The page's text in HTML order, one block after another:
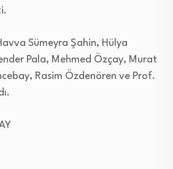
Sümeyra Şahin, Hülya
Pala, Mehmed Özçay, Murat
Rasim Özdenören ve Prof.